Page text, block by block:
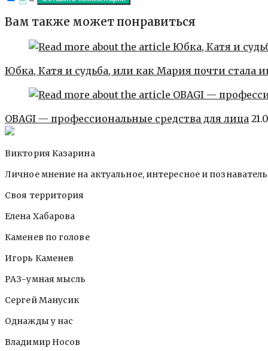
Вам также может понравиться
Юбка, Катя и судьба, или как Мария почти стала
OBAGI — профессиональные средства для лица
Виктория Казарина
Личное мнение на актуальное, интересное и
Своя территория
Елена Хабарова
Каменев по голове
Игорь Каменев
РАЗ-умная мысль
Сергей Манусик
Однажды у нас
Владимир Носов